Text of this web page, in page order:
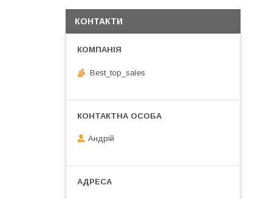
КОНТАКТИ
Best_top_sales
Андрій